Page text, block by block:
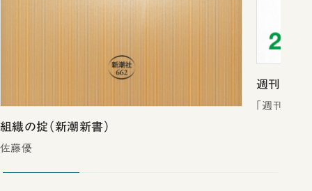
組織の掟（新潮新書）
佐藤優
週刊新潮
「週刊新潮